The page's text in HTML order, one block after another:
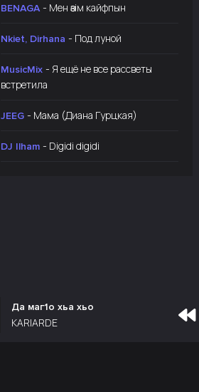
BENAGA - Мен өзім кайфпын
Nkiet, Dirhana - Под луной
MusicMix - Я ещё не все рассветы
встретила
JEEG - Мама (Диана Гурцкая)
DJ Ilham - Digidi digidi
Да маг1о хьа хьо
KARIARDE